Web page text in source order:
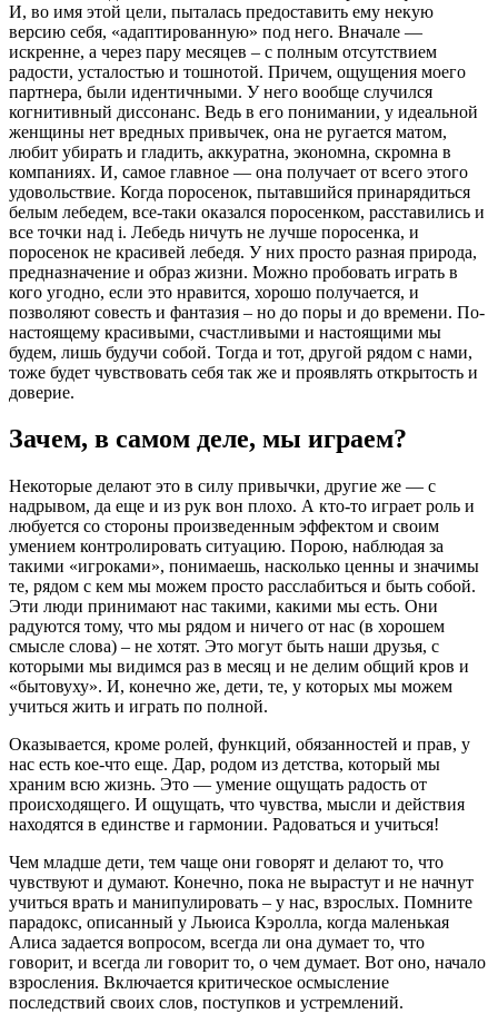
И, во имя этой цели, пыталась предоставить ему некую
версию себя, «адаптированную» под него. Вначале —
искренне, а через пару месяцев – с полным отсутствием
радости, усталостью и тошнотой. Причем, ощущения моего
партнера, были идентичными. У него вообще случился
когнитивный диссонанс. Ведь в его понимании, у идеальной
женщины нет вредных привычек, она не ругается матом,
любит убирать и гладить, аккуратна, экономна, скромна в
компаниях. И, самое главное — она получает от всего этого
удовольствие. Когда поросенок, пытавшийся принарядиться
белым лебедем, все-таки оказался поросенком, расставились и
все точки над і. Лебедь ничуть не лучше поросенка, и
поросенок не красивей лебедя. У них просто разная природа,
предназначение и образ жизни. Можно пробовать играть в
кого угодно, если это нравится, хорошо получается, и
позволяют совесть и фантазия – но до поры и до времени. По-
настоящему красивыми, счастливыми и настоящими мы
будем, лишь будучи собой. Тогда и тот, другой рядом с нами,
тоже будет чувствовать себя так же и проявлять открытость и
доверие.
Зачем, в самом деле, мы играем?
Некоторые делают это в силу привычки, другие же — с
надрывом, да еще и из рук вон плохо. А кто-то играет роль и
любуется со стороны произведенным эффектом и своим
умением контролировать ситуацию. Порою, наблюдая за
такими «игроками», понимаешь, насколько ценны и значимы
те, рядом с кем мы можем просто расслабиться и быть собой.
Эти люди принимают нас такими, какими мы есть. Они
радуются тому, что мы рядом и ничего от нас (в хорошем
смысле слова) – не хотят. Это могут быть наши друзья, с
которыми мы видимся раз в месяц и не делим общий кров и
«бытовуху». И, конечно же, дети, те, у которых мы можем
учиться жить и играть по полной.
Оказывается, кроме ролей, функций, обязанностей и прав, у
нас есть кое-что еще. Дар, родом из детства, который мы
храним всю жизнь. Это — умение ощущать радость от
происходящего. И ощущать, что чувства, мысли и действия
находятся в единстве и гармонии. Радоваться и учиться!
Чем младше дети, тем чаще они говорят и делают то, что
чувствуют и думают. Конечно, пока не вырастут и не начнут
учиться врать и манипулировать – у нас, взрослых. Помните
парадокс, описанный у Льюиса Кэролла, когда маленькая
Алиса задается вопросом, всегда ли она думает то, что
говорит, и всегда ли говорит то, о чем думает. Вот оно, начало
взросления. Включается критическое осмысление
последствий своих слов, поступков и устремлений.